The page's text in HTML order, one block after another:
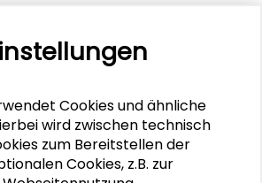
Cookies und ähnliche
wird zwischen technisch
zum Bereitstellen der
Cookies, z.B. zur